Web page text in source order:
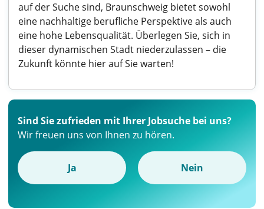
auf der Suche sind, Braunschweig bietet sowohl
eine nachhaltige berufliche Perspektive als auch
eine hohe Lebensqualität. Überlegen Sie, sich in
dieser dynamischen Stadt niederzulassen – die
Zukunft könnte hier auf Sie warten!
Sind Sie zufrieden mit Ihrer Jobsuche bei uns?
Wir freuen uns von Ihnen zu hören.
Ja Nein